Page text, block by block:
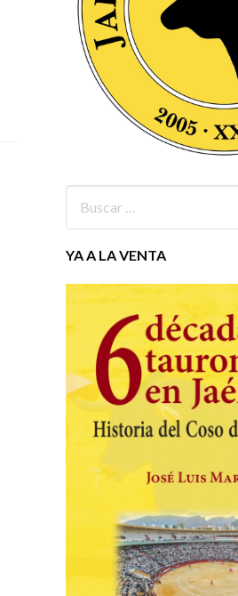
YA A LA VENTA